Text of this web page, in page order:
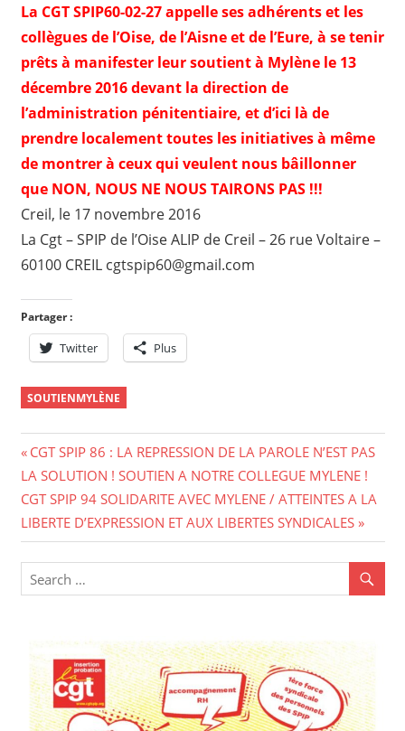
La CGT SPIP60-02-27 appelle ses adhérents et les
collègues de l’Oise, de l’Aisne et de l’Eure, à se tenir
prêts à manifester leur soutient à Mylène le 13
décembre 2016 devant la direction de
l’administration pénitentiaire, et d’ici là de
prendre localement toutes les initiatives à même
de montrer à ceux qui veulent nous bâillonner
que NON, NOUS NE NOUS TAIRONS PAS !!!
Creil, le 17 novembre 2016
La Cgt – SPIP de l’Oise ALIP de Creil – 26 rue Voltaire –
60100 CREIL cgtspip60@gmail.com
Partager :
Twitter Plus
SOUTIENMYLÈNE
Navigation
de
l’article
Previous
Post:
CGT SPIP 86 : LA REPRESSION DE LA PAROLE N’EST PAS
LA SOLUTION ! SOUTIEN A NOTRE COLLEGUE MYLENE !
Next
Post:
CGT SPIP 94 SOLIDARITE AVEC MYLENE / ATTEINTES A LA
LIBERTE D’EXPRESSION ET AUX LIBERTES SYNDICALES